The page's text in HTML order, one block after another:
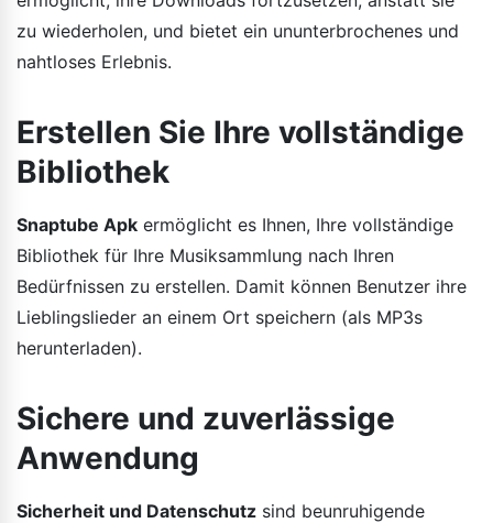
zu wiederholen, und bietet ein ununterbrochenes und
nahtloses Erlebnis.
Erstellen Sie Ihre vollständige
Bibliothek
Snaptube Apk ermöglicht es Ihnen, Ihre vollständige
Bibliothek für Ihre Musiksammlung nach Ihren
Bedürfnissen zu erstellen. Damit können Benutzer ihre
Lieblingslieder an einem Ort speichern (als MP3s
herunterladen).
Sichere und zuverlässige
Anwendung
Sicherheit und Datenschutz sind beunruhigende